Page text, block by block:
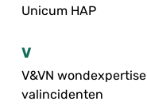
Unicum HAP
V
V&VN wondexpertise
valincidenten